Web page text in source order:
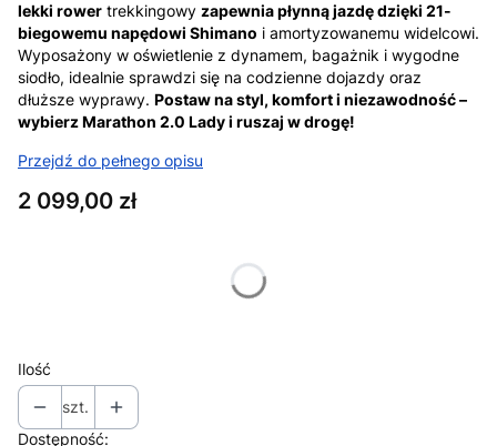
lekki rower trekkingowy zapewnia płynną jazdę dzięki 21-
biegowemu napędowi Shimano i amortyzowanemu widelcowi.
Wyposażony w oświetlenie z dynamem, bagażnik i wygodne
siodło, idealnie sprawdzi się na codzienne dojazdy oraz
dłuższe wyprawy. Postaw na styl, komfort i niezawodność –
wybierz Marathon 2.0 Lady i ruszaj w drogę!
Przejdź do pełnego opisu
Cena
2 099,00 zł
Poszczególne warianty mogą różnić się ceną
Ilość
szt.
Dostępność: